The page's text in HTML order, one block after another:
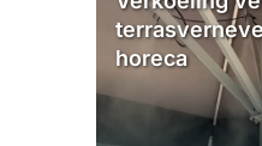
horeca